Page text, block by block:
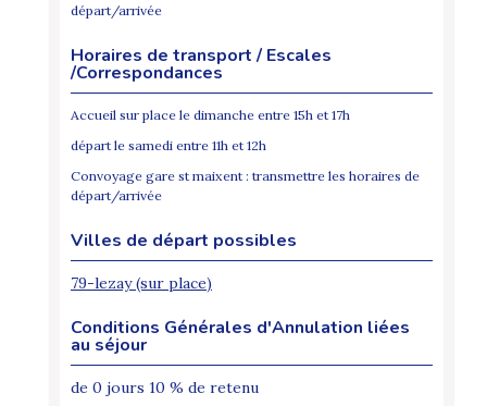
départ/arrivée
Horaires de transport / Escales
/Correspondances
Accueil sur place le dimanche entre 15h et 17h
départ le samedi entre 11h et 12h
Convoyage gare st maixent : transmettre les horaires de
départ/arrivée
Villes de départ possibles
79-lezay (sur place)
Conditions Générales d'Annulation liées
au séjour
de 0 jours 10 % de retenu